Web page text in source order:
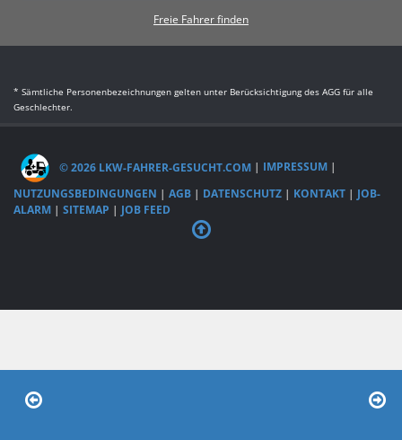
Freie Fahrer finden
* Sämtliche Personenbezeichnungen gelten unter Berücksichtigung des AGG für alle
Geschlechter.
© 2026 LKW-FAHRER-GESUCHT.COM | IMPRESSUM |
NUTZUNGSBEDINGUNGEN | AGB | DATENSCHUTZ | KONTAKT | JOB-
ALARM | SITEMAP | JOB FEED